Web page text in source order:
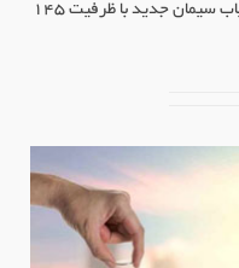
اضافه نمودن یک واحد دپارتمان آسیاب سیمان جدید با ظرفیت 145